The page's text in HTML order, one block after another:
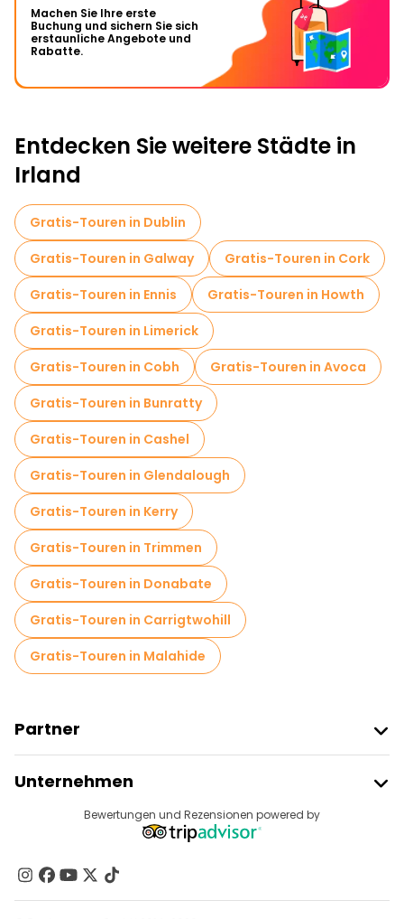
Machen Sie Ihre erste
Buchung und sichern Sie sich
erstaunliche Angebote und
Rabatte.
Entdecken Sie weitere Städte in
Irland
Gratis-Touren in Dublin
Gratis-Touren in Galway
Gratis-Touren in Cork
Gratis-Touren in Ennis
Gratis-Touren in Howth
Gratis-Touren in Limerick
Gratis-Touren in Cobh
Gratis-Touren in Avoca
Gratis-Touren in Bunratty
Gratis-Touren in Cashel
Gratis-Touren in Glendalough
Gratis-Touren in Kerry
Gratis-Touren in Trimmen
Gratis-Touren in Donabate
Gratis-Touren in Carrigtwohill
Gratis-Touren in Malahide
Partner
Anbieter-Anmeldung
Affiliate-Programm
Unternehmen
Reiseziele
Kontakt
Gruppen
Bewertungen und Rezensionen powered by